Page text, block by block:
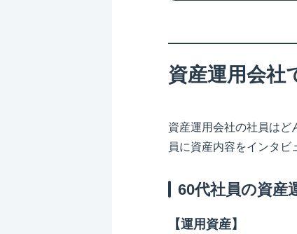
資産運用会社
資産運用会社の社員はど
員に資産内容をインタビ
60代社員の資産
【運用資産】